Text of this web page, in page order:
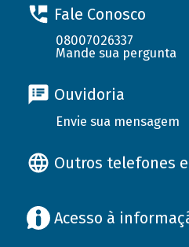
Fale Conosco
08007026337
Mande sua pergunta
Ouvidoria
Envie sua mensagem
Outros telefones
Acesso à